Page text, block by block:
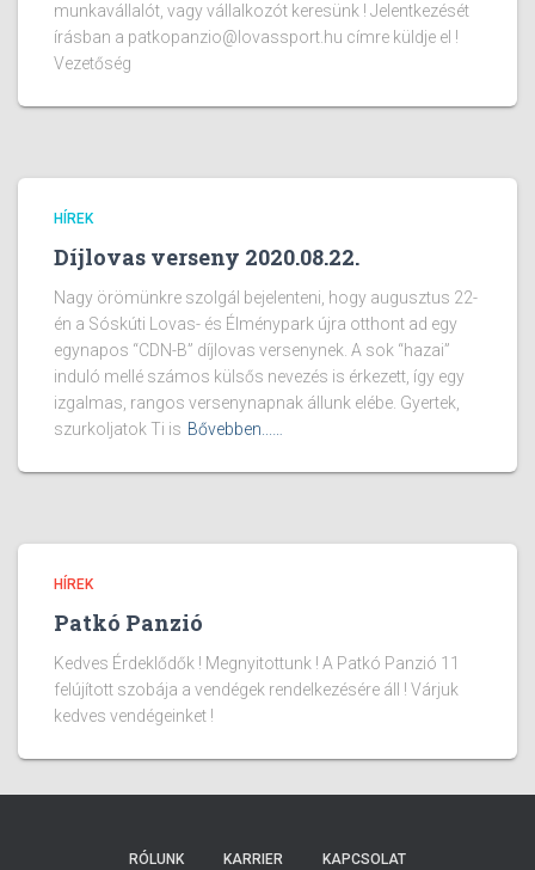
munkavállalót, vagy vállalkozót keresünk ! Jelentkezését
írásban a patkopanzio@lovassport.hu címre küldje el !
Vezetőség
HÍREK
Díjlovas verseny 2020.08.22.
Nagy örömünkre szolgál bejelenteni, hogy augusztus 22-
én a Sóskúti Lovas- és Élménypark újra otthont ad egy
egynapos “CDN-B” díjlovas versenynek. A sok “hazai”
induló mellé számos külsős nevezés is érkezett, így egy
izgalmas, rangos versenynapnak állunk elébe. Gyertek,
szurkoljatok Ti is Bővebben...…
HÍREK
Patkó Panzió
Kedves Érdeklődők ! Megnyitottunk ! A Patkó Panzió 11
felújított szobája a vendégek rendelkezésére áll ! Várjuk
kedves vendégeinket !
RÓLUNK KARRIER KAPCSOLAT